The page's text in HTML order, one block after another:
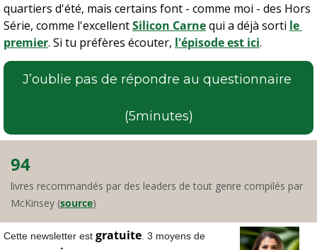
quartiers d'été, mais certains font - comme moi - des Hors
Série, comme l'excellent Silicon Carne qui a déjà sorti le
premier. Si tu préfères écouter, l'épisode est ici.
J’oublie pas de répondre au questionnaire
(5minutes)
94
livres recommandés par des leaders de tout genre compilés par
McKinsey (source)
Cette newsletter est gratuite . 3 moyens de